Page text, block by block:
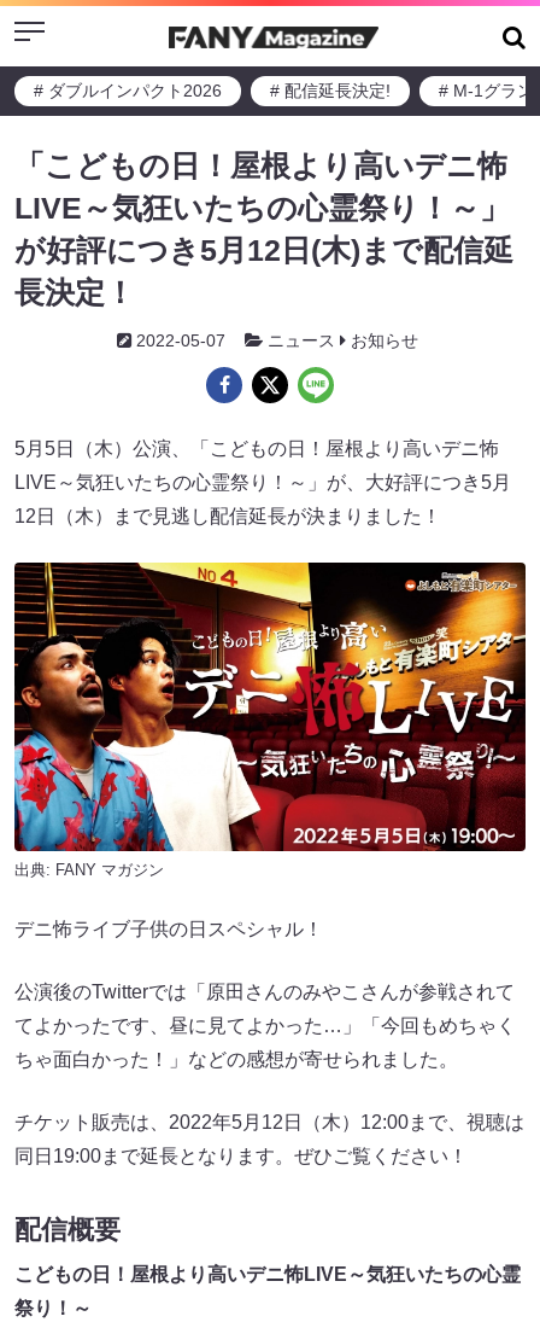
Menu
# ダブルインパクト2026 # 配信延長決定! # M-1グラン
「こどもの日！屋根より高いデニ怖
LIVE～気狂いたちの心霊祭り！～」
が好評につき5月12日(木)まで配信延
長決定！
2022-05-07 ニュース お知らせ
5月5日（木）公演、「こどもの日！屋根より高いデニ怖
LIVE～気狂いたちの心霊祭り！～」が、大好評につき5月
12日（木）まで見逃し配信延長が決まりました！
出典: FANY マガジン
デニ怖ライブ子供の日スペシャル！
公演後のTwitterでは「原田さんのみやこさんが参戦されて
てよかったです、昼に見てよかった…」「今回もめちゃく
ちゃ面白かった！」などの感想が寄せられました。
チケット販売は、2022年5月12日（木）12:00まで、視聴は
同日19:00まで延長となります。ぜひご覧ください！
配信概要
こどもの日！屋根より高いデニ怖LIVE～気狂いたちの心霊
祭り！～